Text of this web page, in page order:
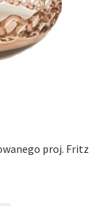
proj. Fritz